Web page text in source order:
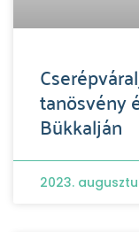
tanösvény
Bükkalján
2023.